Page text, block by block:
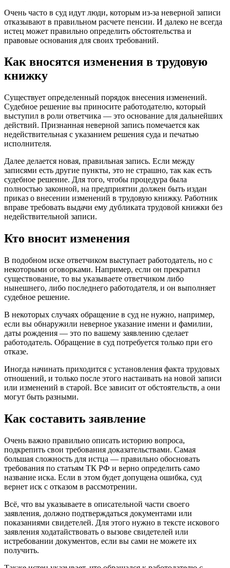
Очень часто в суд идут люди, которым из-за неверной записи
отказывают в правильном расчете пенсии. И далеко не всегда
истец может правильно определить обстоятельства и
правовые основания для своих требований.
Как вносятся изменения в трудовую
книжку
Существует определенный порядок внесения изменений.
Судебное решение вы приносите работодателю, который
выступил в роли ответчика — это основание для дальнейших
действий. Признанная неверной запись помечается как
недействительная с указанием решения суда и печатью
исполнителя.
Далее делается новая, правильная запись. Если между
записями есть другие пункты, это не страшно, так как есть
судебное решение. Для того, чтобы процедура была
полностью законной, на предприятии должен быть издан
приказ о внесении изменений в трудовую книжку. Работник
вправе требовать выдачи ему дубликата трудовой книжки без
недействительной записи.
Кто вносит изменения
В подобном иске ответчиком выступает работодатель, но с
некоторыми оговорками. Например, если он прекратил
существование, то вы указываете ответчиком либо
нынешнего, либо последнего работодателя, и он выполняет
судебное решение.
В некоторых случаях обращение в суд не нужно, например,
если вы обнаружили неверное указание имени и фамилии,
даты рождения — это по вашему заявлению сделает
работодатель. Обращение в суд потребуется только при его
отказе.
Иногда начинать приходится с установления факта трудовых
отношений, и только после этого настаивать на новой записи
или изменений в старой. Все зависит от обстоятельств, а они
могут быть разными.
Как составить заявление
Очень важно правильно описать историю вопроса,
подкрепить свои требования доказательствами. Самая
большая сложность для истца — правильно обосновать
требования по статьям ТК РФ и верно определить само
название иска. Если в этом будет допущена ошибка, суд
вернет иск с отказом в рассмотрении.
Всё, что вы указываете в описательной части своего
заявления, должно подтверждаться документами или
показаниями свидетелей. Для этого нужно в тексте искового
заявления ходатайствовать о вызове свидетелей или
истребовании документов, если вы сами не можете их
получить.